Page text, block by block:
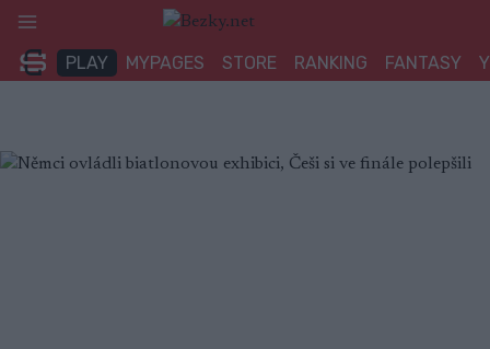
Přeskočit
obsah
PLAY MYPAGES STORE RANKING FANTASY